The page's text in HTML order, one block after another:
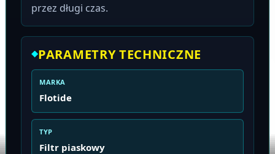
przez długi czas.
PARAMETRY TECHNICZNE
MARKA
Flotide
TYP
Filtr piaskowy